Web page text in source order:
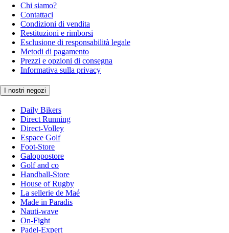
Chi siamo?
Contattaci
Condizioni di vendita
Restituzioni e rimborsi
Esclusione di responsabilità legale
Metodi di pagamento
Prezzi e opzioni di consegna
Informativa sulla privacy
I nostri negozi
Daily Bikers
Direct Running
Direct-Volley
Espace Golf
Foot-Store
Galoppostore
Golf and co
Handball-Store
House of Rugby
La sellerie de Maé
Made in Paradis
Nauti-wave
On-Fight
Padel-Expert